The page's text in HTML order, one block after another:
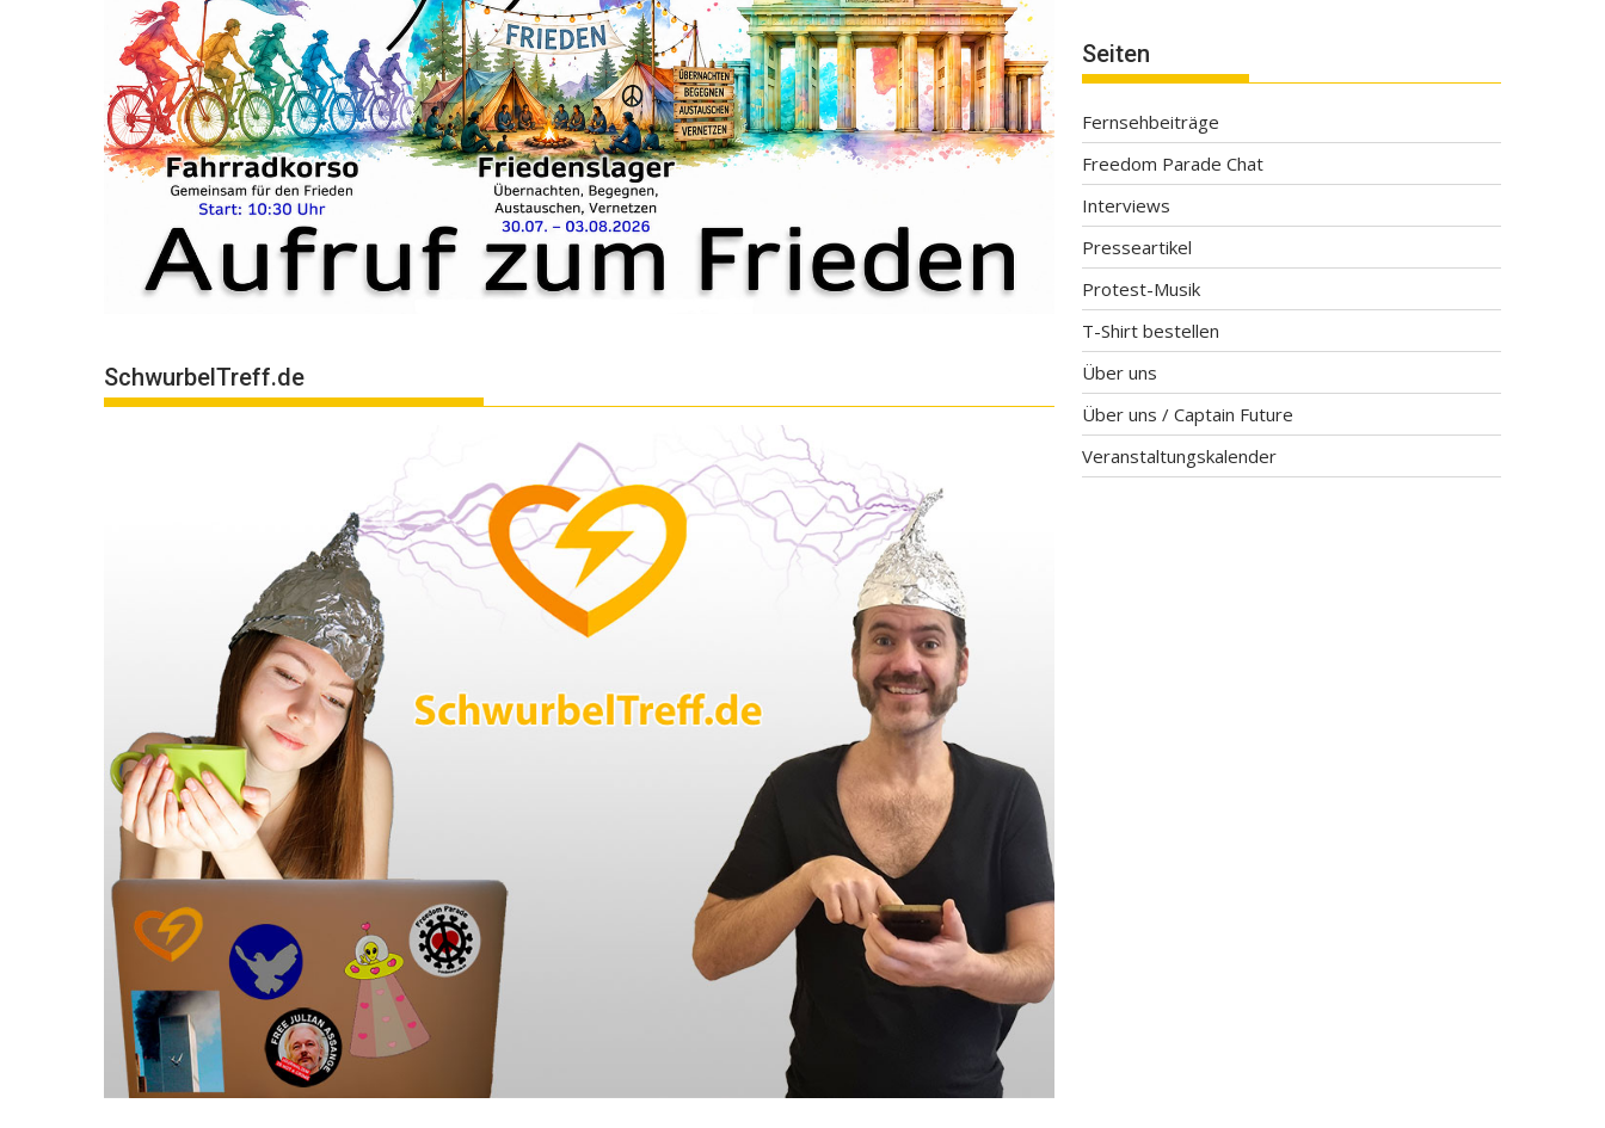
SchwurbelTreff.de
Seiten
Fernsehbeiträge
Freedom Parade Chat
Interviews
Presseartikel
Protest-Musik
T-Shirt bestellen
Über uns
Über uns / Captain Future
Veranstaltungskalender